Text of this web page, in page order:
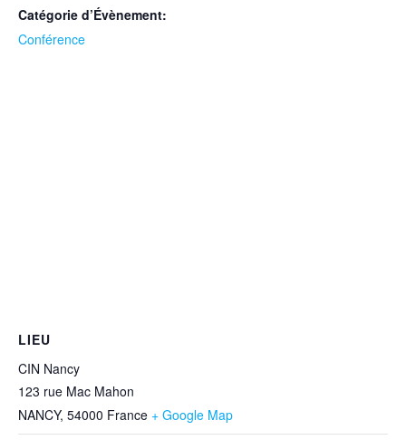
Catégorie d’Évènement:
Conférence
LIEU
CIN Nancy
123 rue Mac Mahon
NANCY, 54000 France + Google Map